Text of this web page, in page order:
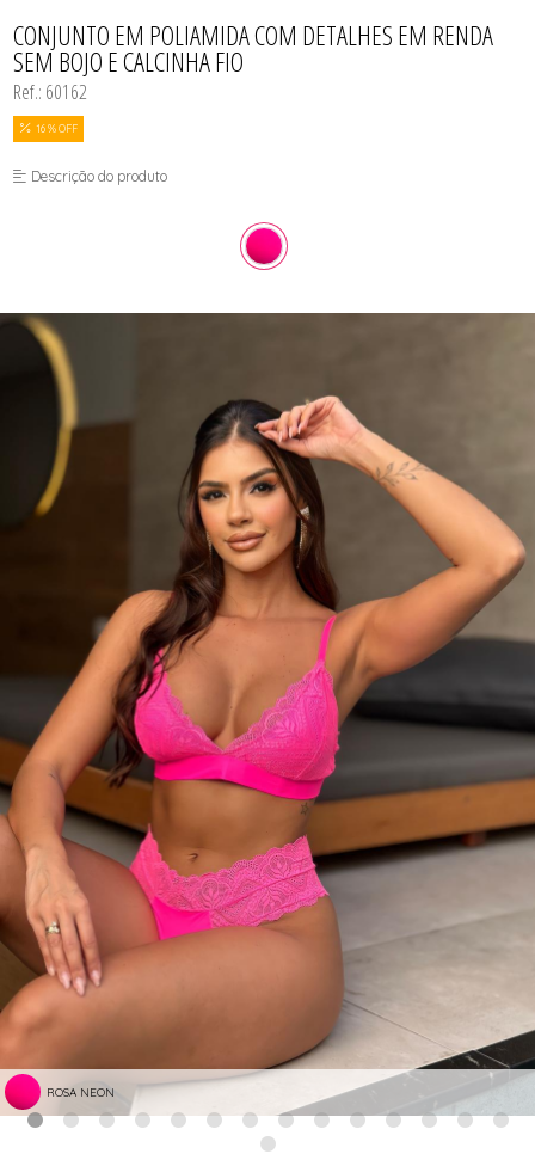
SEX SHOP
CALCINHAS
CAMISOLAS E ROBES
CONJUNTOS
PIJAMAS
SUTIÃS
CONJUNTO EM POLIAMIDA COM DETALHES EM RENDA
SEM BOJO E CALCINHA FIO
Ref.: 60162
16 % OFF
Descrição do produto
ROSA NEON